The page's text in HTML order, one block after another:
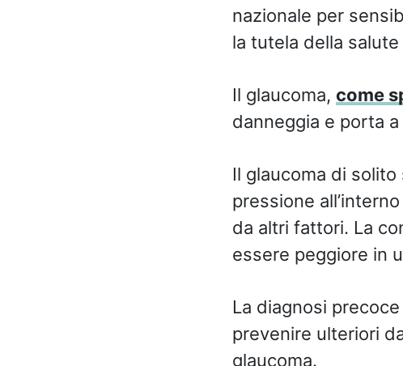
nazionale per
la tutela della salute
Il glaucoma, come
danneggia e porta
Il glaucoma di
pressione
da altri fattori. La
essere peggiore in
La diagnosi
prevenire ulteriori
glaucoma.